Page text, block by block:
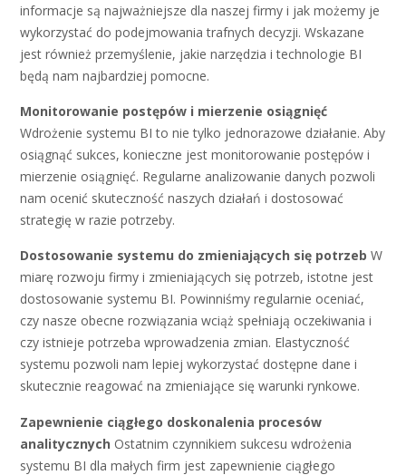
informacje są najważniejsze dla naszej firmy i jak możemy je
wykorzystać do podejmowania trafnych decyzji. Wskazane
jest również przemyślenie, jakie narzędzia i technologie BI
będą nam najbardziej pomocne.
Monitorowanie postępów i mierzenie osiągnięć
Wdrożenie systemu BI to nie tylko jednorazowe działanie. Aby
osiągnąć sukces, konieczne jest monitorowanie postępów i
mierzenie osiągnięć. Regularne analizowanie danych pozwoli
nam ocenić skuteczność naszych działań i dostosować
strategię w razie potrzeby.
Dostosowanie systemu do zmieniających się potrzeb W
miarę rozwoju firmy i zmieniających się potrzeb, istotne jest
dostosowanie systemu BI. Powinniśmy regularnie oceniać,
czy nasze obecne rozwiązania wciąż spełniają oczekiwania i
czy istnieje potrzeba wprowadzenia zmian. Elastyczność
systemu pozwoli nam lepiej wykorzystać dostępne dane i
skutecznie reagować na zmieniające się warunki rynkowe.
Zapewnienie ciągłego doskonalenia procesów
analitycznych Ostatnim czynnikiem sukcesu wdrożenia
systemu BI dla małych firm jest zapewnienie ciągłego